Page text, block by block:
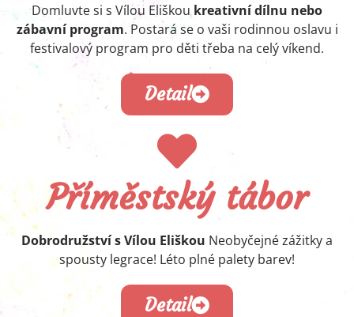
Domluvte si s Vílou Eliškoukreativní dílnu nebo
zábavní program. Postará se o vaši rodinnou oslavu i
festivalový program pro děti třeba na celý víkend.
Detail
Příměstský tábor
Dobrodružství s Vílou Eliškou Neobyčejné zážitky a
spousty legrace! Léto plné palety barev!
Detail